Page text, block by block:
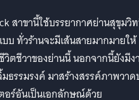
สาขานี้ใช้บรรยากาศย่านสุขุมวิ
บ ทั่วร้านจะมีเส้นสายมากมายให้
ตชีวาของย่านนี้ นอกจากนี้ยังมีง
ธรรมรงค์ มาสร้างสรรค์ภาพวา
ร์อันเป็นเอกลักษณ์ด้วย